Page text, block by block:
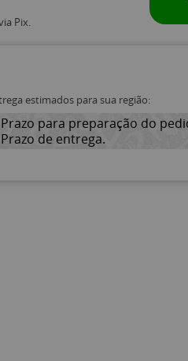
Pix.
estimados para sua região:
Prazo para preparação do
Prazo de entrega.